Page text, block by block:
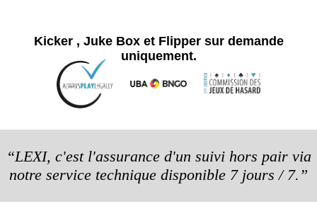
Kicker , Juke Box et Flipper sur demande
uniquement.
“LEXI, c'est l'assurance d'un suivi hors pair via
notre service technique disponible 7 jours / 7.”